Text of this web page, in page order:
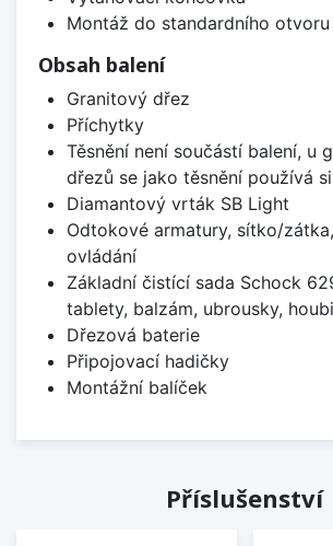
Montáž do standardního
Obsah balení
Granitový dřez
Příchytky
Těsnění není součástí balení, u
dřezů se jako těsnění používá
Diamantový vrták SB Light
Odtokové armatury, sítko/
ovládání
Základní čistící sada Schock
tablety, balzám, ubrousky,
Dřezová baterie
Připojovací hadičky
Montážní balíček
Příslušenství